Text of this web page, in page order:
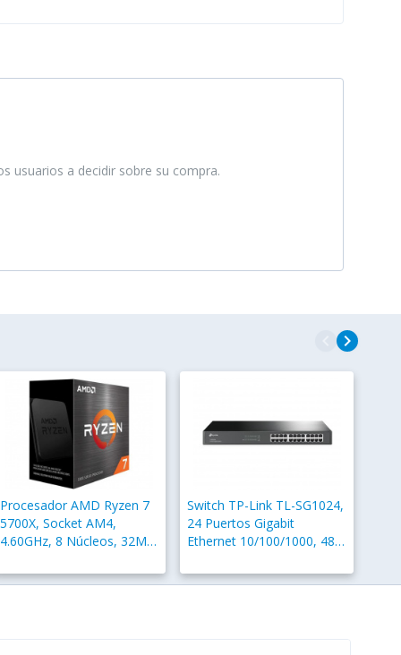
usuarios a decidir sobre su compra.
navigate_beforenavigate_next
Procesador AMD Ryzen 7
5700X, Socket AM4,
4.60GHz, 8 Núcleos, 32MB
Disipador
Switch TP-Link TL-SG1024,
24 Puertos Gigabit
Ethernet 10/100/1000, 48
Administrado